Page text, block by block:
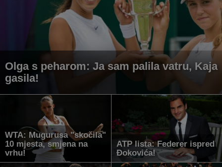
Olga s peharom: Ja sam palila vatru, Kaja
gasila!
WTA: Mugurusa "skočila"
10 mjesta, smjena na
vrhu!
ATP lista: Federer ispred
Đokovića!